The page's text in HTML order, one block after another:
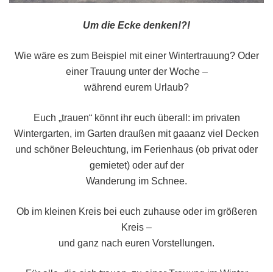
Um die Ecke denken!?!
Wie wäre es zum Beispiel mit einer Wintertrauung? Oder
einer Trauung unter der Woche –
während eurem Urlaub?
Euch „trauen“ könnt ihr euch überall: im privaten
Wintergarten, im Garten draußen mit gaaanz viel Decken
und schöner Beleuchtung, im Ferienhaus (ob privat oder
gemietet) oder auf der
Wanderung im Schnee.
Ob im kleinen Kreis bei euch zuhause oder im größeren
Kreis –
und ganz nach euren Vorstellungen.